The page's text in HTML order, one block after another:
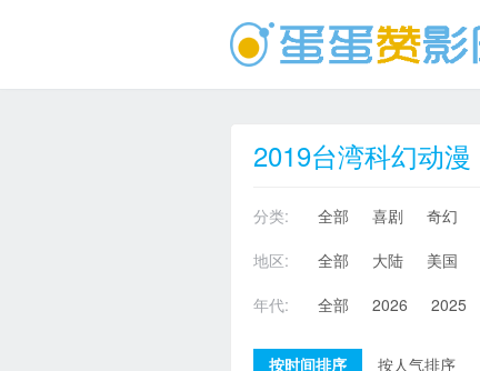
2019台湾科幻动漫
分类: 全部 喜剧 奇幻
地区:
全部 大陆 美国
年代:
全部 2026 2025
按时间排序 按人气排序